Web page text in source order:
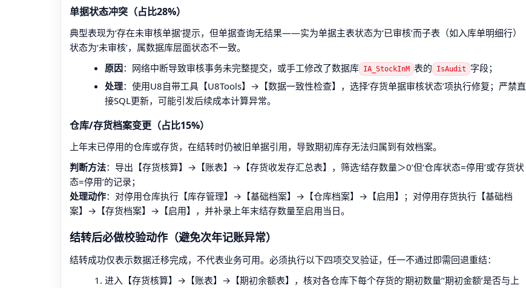
单据状态冲突（占比28%）
典型表现为‘存在未审核单据’提示，但单据查询无结果——实为单据主表状态为‘已审核’而子表（如入库单明细行）
状态为‘未审核’，属数据库层面状态不一致。
原因：网络中断导致审核事务未完整提交，或手工修改了数据库 IA_StockInM 表的 IsAudit
字段；
处理：使用U8自带工具【U8Tools】→【数据一致性检查】，选择‘存货单据审核状态’项执行修复；严禁直
接SQL更新，可能引发后续成本计算异常。
仓库/存货档案变更（占比15%）
上年末已停用的仓库或存货，在结转时仍被旧单据引用，导致期初库存无法归属到有效档案。
判断方法：导出【存货核算】→【账表】→【存货收发存汇总表】，筛选‘结存数量＞0’但‘仓库状态=停用’或‘存货状
态=停用’的记录；
处理动作：对停用仓库执行【库存管理】→【基础档案】→【仓库档案】→【启用】；对停用存货执行【基础档
案】→【存货档案】→【启用】，并补录上年末结存数量至启用当日。
结转后必做校验动作（避免次年记账异常）
结转成功仅表示数据迁移完成，不代表业务可用。必须执行以下四项交叉验证，任一不通过即需回退重结：
进入【存货核算】→【账表】→【期初余额表】，核对各仓库下每个存货的‘期初数量’‘期初金额’是否与上